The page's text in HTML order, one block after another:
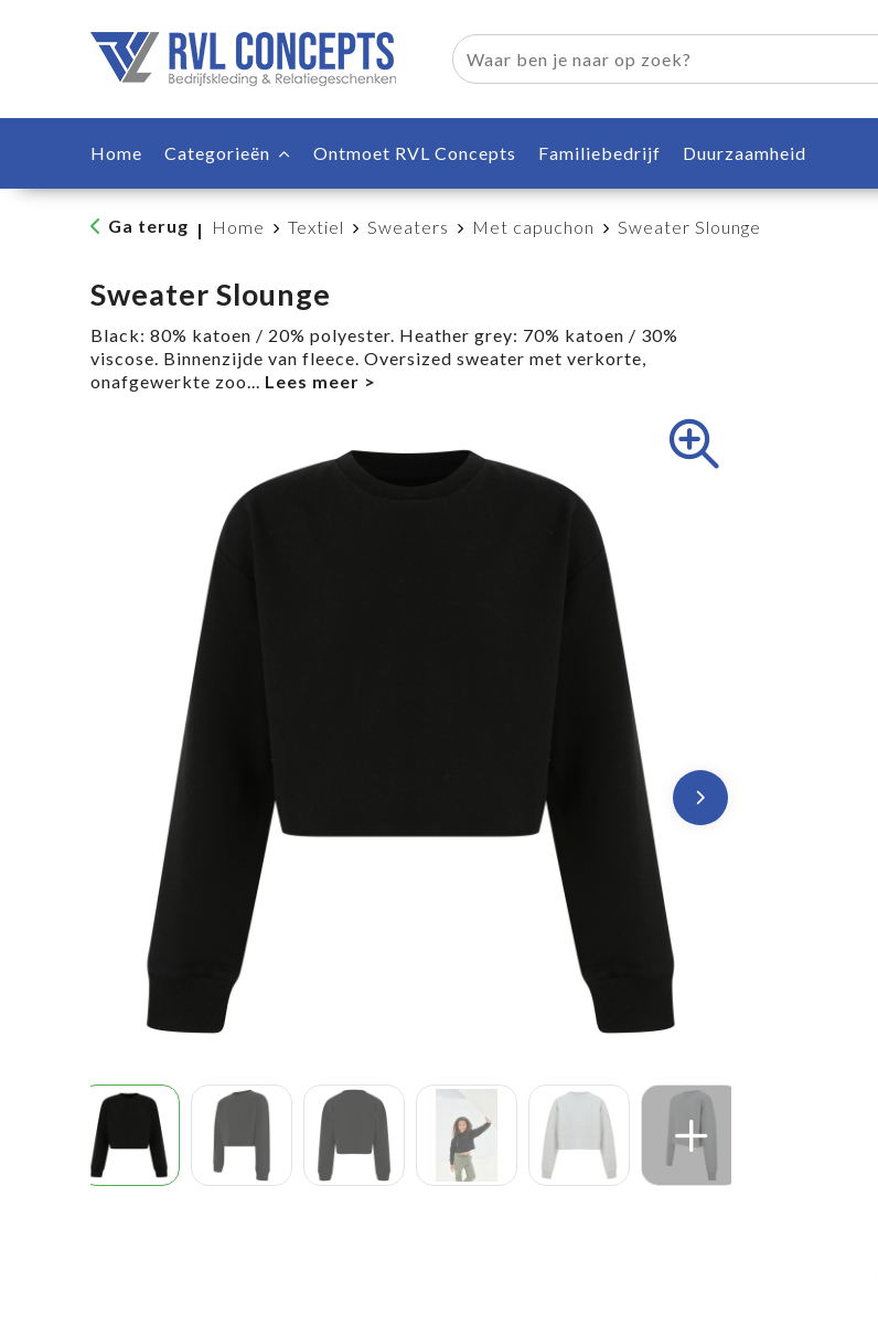
Home Categorieën Ontmoet RVL Concepts Familiebedrijf Duurzaamheid
Ga terug | Home Textiel Sweaters Met capuchon Sweater Slounge
Sweater Slounge
Black: 80% katoen / 20% polyester. Heather grey: 70% katoen / 30%
viscose. Binnenzijde van fleece. Oversized sweater met verkorte,
onafgewerkte zoo...